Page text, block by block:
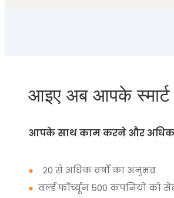
आइए अब आपके स्मार्ट
आपके साथ काम करने और अधिक
●
20 से अधिक वर्षों का अनुभव
●वर्ल्ड फॉर्च्यून 500 कंपनियों को